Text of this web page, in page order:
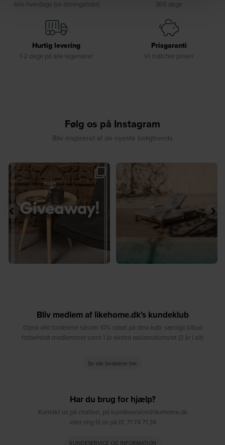
Alle hverdage (se åbningstider) 365 dage
Hurtig levering
1-2 dage på alle lagervarer
Prisgaranti
Vi matcher prisen
Følg os på Instagram
Bliv inspireret af de nyeste boligtrends
🎉 GIVEAWAY 🎉⁠
Vind det stilfulde Sasha...
220 237
☀️ Sommerens favorit til terrassen ☀️⁠
8 0
Bliv medlem af likehome.dk's kundeklub
Opnå alle fordelene såsom 10% rabat på dine køb, særlige tilbud
forbeholdt medlemmer samt 1 år ekstra reklamationsret (3 år i alt)
Se alle fordelene her
Har du brug for hjælp?
Kontakt os på chatten, på kundeservice@likehome.dk
eller ring til os på tlf. 71 74 71 34
KUNDESERVICE OG INFORMATION